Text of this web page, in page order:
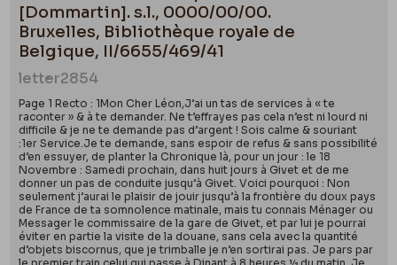
[Dommartin]. s.l., 0000/00/00.
Bruxelles, Bibliothèque royale de
Belgique, II/6655/469/41
letter2854
Page 1 Recto : 1Mon Cher Léon,J’ai un tas de services à « te
raconter » & à te demander. Ne t’effrayes pas cela n’est ni lourd ni
difficile & je ne te demande pas d’argent ! Sois calme & souriant
:1er Service.Je te demande, sans espoir de refus & sans possibilité
d’en essuyer, de planter la Chronique là, pour un jour : le 18
Novembre : Samedi prochain, dans huit jours à Givet et de me
donner un pas de conduite jusqu’à Givet. Voici pourquoi : Non
seulement j’aurai le plaisir de jouir jusqu’à la frontière du doux pays
de France de ta somnolence matinale, mais tu connais Ménager ou
Messager le commissaire de la gare de Givet, et par lui je pourrai
éviter en partie la visite de la douane, sans cela avec la quantité
d’objets biscornus, que je trimballe je n’en sortirai pas. Je pars par